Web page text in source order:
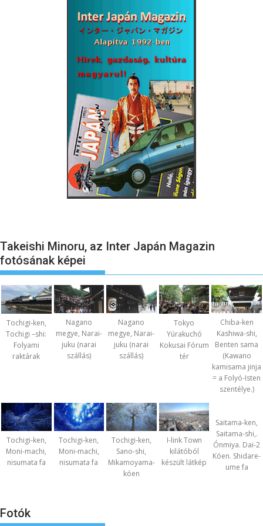
Takeishi Minoru, az Inter Japán Magazin
fotósának képei
Tochigi-ken,
Tochigi –shi:
Folyami
raktárak
Nagano
megye, Narai-
juku (narai
szállás)
Nagano
megye, Narai-
juku (narai
szállás)
Tokyo
Yúrakuchó
Kokusai Fórum
tér
Chiba-ken
Kashiwa-shi,
Benten sama
(Kawano
kamisama jinja
= a Folyó-Isten
szentélye.)
Tochigi-ken,
Moni-machi,
nisumata fa
Tochigi-ken,
Moni-machi,
nisumata fa
Tochigi-ken,
Sano-shi,
Mikamoyama-
kóen
I-link Town
kilátóból
készült látkép
Saitama-ken,
Saitama-shi,.
Ónmiya. Dai-2
Kóen. Shidare-
ume fa
Fotók